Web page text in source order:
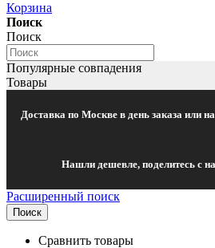
Корзина
Поиск
Поиск
Популярные совпадения
Товары
Доставка по Москве в день заказа или
Нашли дешевле, поделитесь с
Расширенный поиск
Поиск
Сравнить товары